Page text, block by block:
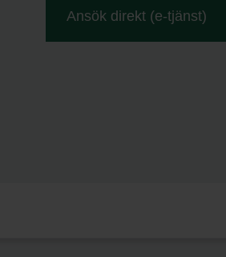
Ansök direkt (e-tjänst)